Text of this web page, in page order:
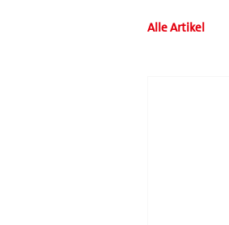
Alle Artikel